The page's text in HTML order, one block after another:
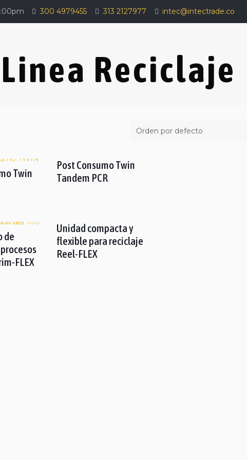
300 4979455 313 2127977 intec@intectrade.co
Linea Reciclaje
Twin
Post Consumo Twin
Tandem PCR
de
FLEX
Unidad compacta y
flexible para reciclaje
Reel-FLEX